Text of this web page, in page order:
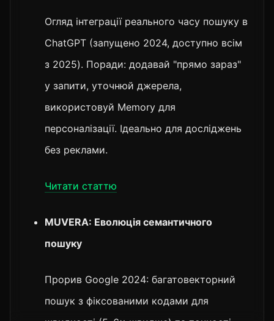
Огляд інтеграції реального часу пошуку в
ChatGPT (запущено 2024, доступно всім
з 2025). Поради: додавай "прямо зараз"
у запити, уточнюй джерела,
використовуй Memory для
персоналізації. Ідеально для досліджень
без реклами.
Читати статтю
MUVERA: Еволюція семантичного
пошуку
Прорив Google 2024: багатовекторний
пошук з фіксованими кодами для